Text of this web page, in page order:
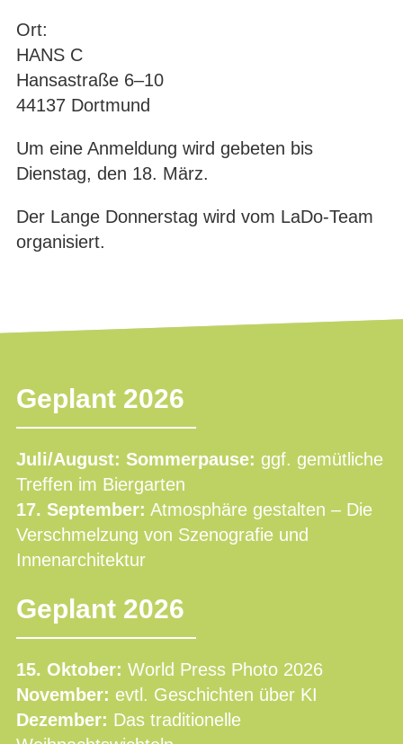
Ort:
HANS C
Hansastraße 6–10
44137 Dortmund
Um eine Anmeldung wird gebeten bis
Dienstag, den 18. März.
Der Lange Donnerstag wird vom LaDo-Team
organisiert.
Geplant 2026
Juli/August: Sommerpause: ggf. gemütliche
Treffen im Biergarten
17. September: Atmosphäre gestalten – Die
Verschmelzung von Szenografie und
Innenarchitektur
Geplant 2026
15. Oktober: World Press Photo 2026
November: evtl. Geschichten über KI
Dezember: Das traditionelle